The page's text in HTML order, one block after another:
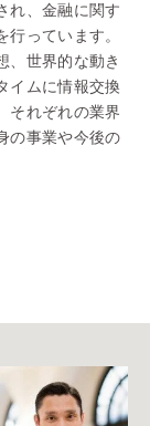
れ、金融に関す
っています。
、世界的な動き
イムに情報交換
それぞれの業界
の事業や今後の